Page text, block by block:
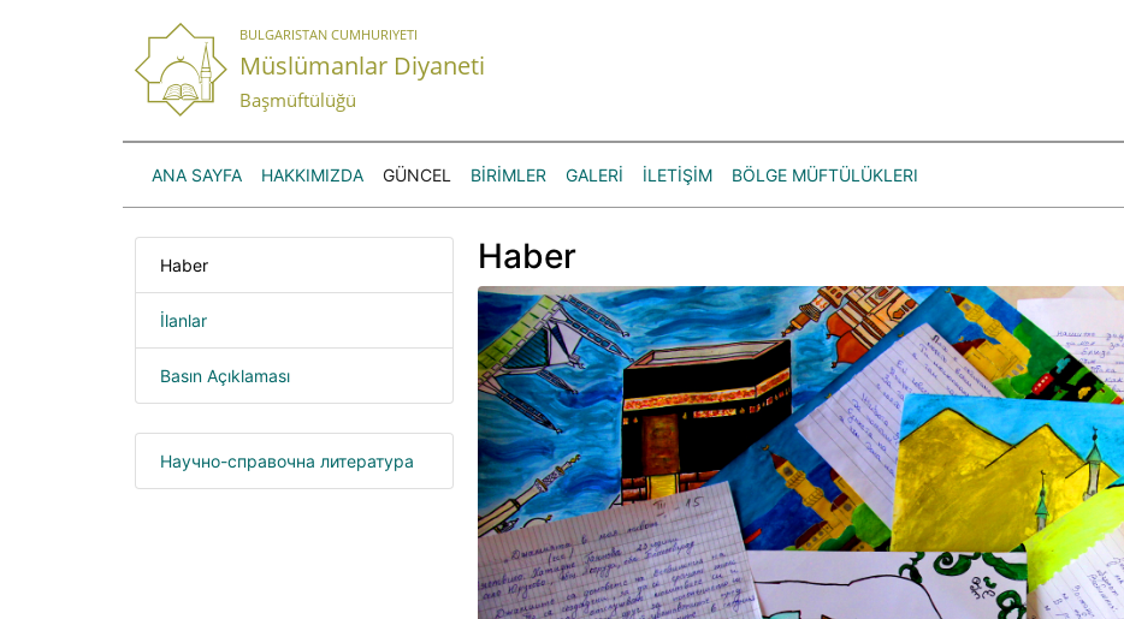
BULGARISTAN CUMHURIYETI
Müslümanlar Diyaneti
Başmüftülüğü
ANA SAYFA HAKKIMIZDA GÜNCEL BİRİMLER GALERİ İLETİŞİM BÖLGE MÜFTÜLÜKLERI
Haber
İlanlar
Basın Açıklaması
Научно-справочна литература
Haber